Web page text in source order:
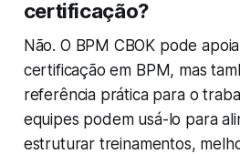
certificação?
Não. O BPM CBOK pode
certificação em BPM, mas
referência prática para o
equipes podem usá-lo para
estruturar treinamentos,